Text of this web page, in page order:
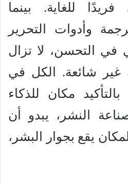
للغاية. بينما
وأدوات التحرير
في التحسن، لا تزال
غير شائعة. الكل في
مكان للذكاء
النشر، يبدو أن
يقع بجوار البشر،